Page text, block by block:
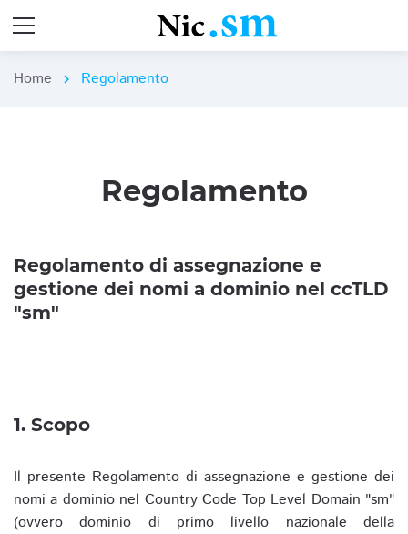
Home chevron_right Regolamento
Regolamento
Regolamento di assegnazione e
gestione dei nomi a dominio nel ccTLD
"sm"
1. Scopo
Il presente Regolamento di assegnazione e gestione dei
nomi a dominio nel Country Code Top Level Domain "sm"
(ovvero dominio di primo livello nazionale della